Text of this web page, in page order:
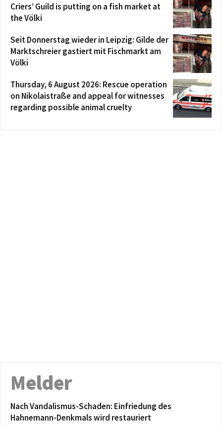
Criers’ Guild is putting on a fish market at
the Völki
Seit Donnerstag wieder in Leipzig: Gilde der
Marktschreier gastiert mit Fischmarkt am
Völki
Thursday, 6 August 2026: Rescue operation
on Nikolaistraße and appeal for witnesses
regarding possible animal cruelty
Melder
Nach Vandalismus-Schaden: Einfriedung des
Hahnemann-Denkmals wird restauriert